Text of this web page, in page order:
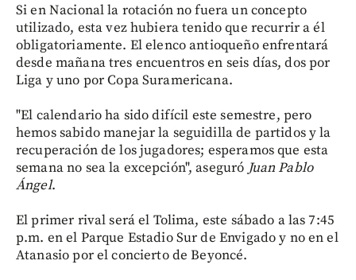
Si en Nacional la rotación no fuera un concepto
utilizado, esta vez hubiera tenido que recurrir a él
obligatoriamente. El elenco antioqueño enfrentará
desde mañana tres encuentros en seis días, dos por
Liga y uno por Copa Suramericana.
"El calendario ha sido difícil este semestre, pero
hemos sabido manejar la seguidilla de partidos y la
recuperación de los jugadores; esperamos que esta
semana no sea la excepción", aseguró Juan Pablo
Ángel.
El primer rival será el Tolima, este sábado a las 7:45
p.m. en el Parque Estadio Sur de Envigado y no en el
Atanasio por el concierto de Beyoncé.